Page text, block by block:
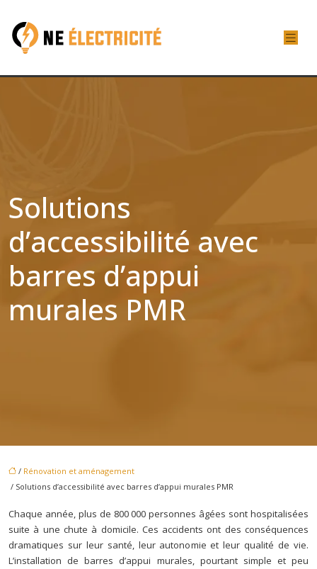
Solutions
d’accessibilité avec
barres d’appui
murales PMR
/ Rénovation et aménagement
/ Solutions d’accessibilité avec barres d’appui murales PMR
Chaque année, plus de 800 000 personnes âgées sont hospitalisées
suite à une chute à domicile. Ces accidents ont des conséquences
dramatiques sur leur santé, leur autonomie et leur qualité de vie.
L’installation de barres d’appui murales, pourtant simple et peu